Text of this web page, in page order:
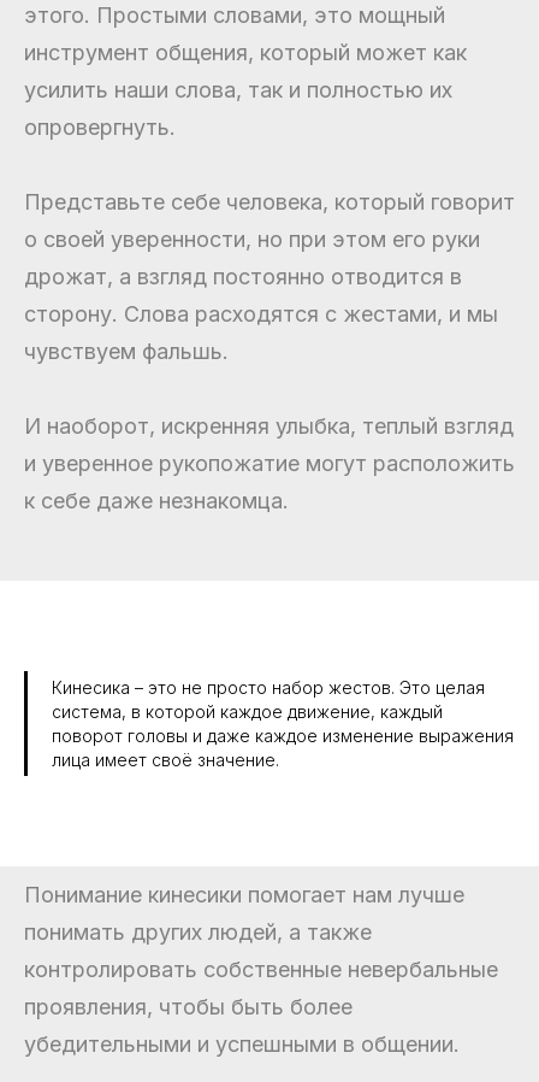
этого. Простыми словами, это мощный
инструмент общения, который может как
усилить наши слова, так и полностью их
опровергнуть.
Представьте себе человека, который говорит
о своей уверенности, но при этом его руки
дрожат, а взгляд постоянно отводится в
сторону. Слова расходятся с жестами, и мы
чувствуем фальшь.
И наоборот, искренняя улыбка, теплый взгляд
и уверенное рукопожатие могут расположить
к себе даже незнакомца.
Кинесика – это не просто набор жестов. Это целая
система, в которой каждое движение, каждый
поворот головы и даже каждое изменение выражения
лица имеет своё значение.
Понимание кинесики помогает нам лучше
понимать других людей, а также
контролировать собственные невербальные
проявления, чтобы быть более
убедительными и успешными в общении.